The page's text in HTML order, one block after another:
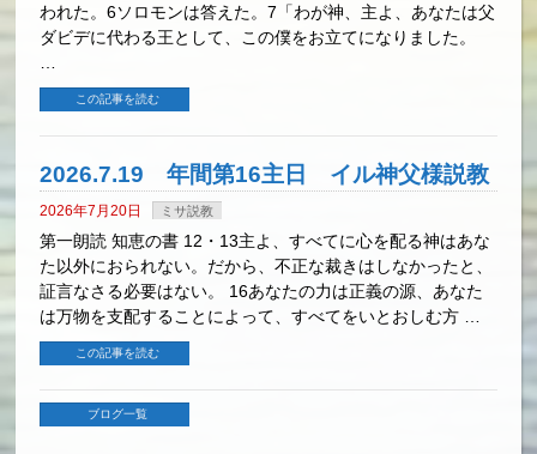
われた。6ソロモンは答えた。7「わが神、主よ、あなたは父
ダビデに代わる王として、この僕をお立てになりました。
この記事を読む
2026.7.19 年間第16主日 イル神父様説教
2026年7月20日 ミサ説教
第一朗読 知恵の書 12・13主よ、すべてに心を配る神はあな
た以外におられない。だから、不正な裁きはしなかったと、
証言なさる必要はない。 16あなたの力は正義の源、あなた
は万物を支配することによって、すべてをいとおしむ方 …
この記事を読む
ブログ一覧